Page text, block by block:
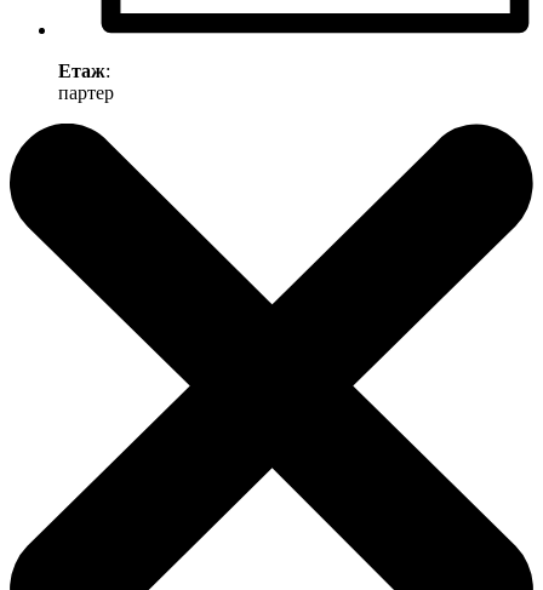
Етаж:
партер